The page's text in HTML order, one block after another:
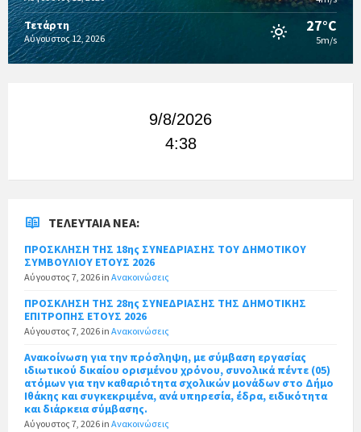
Τετάρτη
Αύγουστος 12, 2026
27°C
5m/s
9/8/2026
4:38
ΤΕΛΕΥΤΑΊΑ ΝΈΑ:
ΠΡΟΣΚΛΗΣΗ ΤΗΣ 18ης ΣΥΝΕΔΡΙΑΣΗΣ ΤΟΥ ΔΗΜΟΤΙΚΟΥ
ΣΥΜΒΟΥΛΙΟΥ ΕΤΟΥΣ 2026
Αύγουστος 7, 2026 in Ανακοινώσεις
ΠΡΟΣΚΛΗΣΗ ΤΗΣ 28ης ΣΥΝΕΔΡΙΑΣΗΣ ΤΗΣ ΔΗΜΟΤΙΚΗΣ
ΕΠΙΤΡΟΠΗΣ ΕΤΟΥΣ 2026
Αύγουστος 7, 2026 in Ανακοινώσεις
Ανακοίνωση για την πρόσληψη, με σύμβαση εργασίας
ιδιωτικού δικαίου ορισμένου χρόνου, συνολικά πέντε (05)
ατόμων για την καθαριότητα σχολικών μονάδων στο Δήμο
Ιθάκης και συγκεκριμένα, ανά υπηρεσία, έδρα, ειδικότητα
και διάρκεια σύμβασης.
Αύγουστος 7, 2026 in Ανακοινώσεις